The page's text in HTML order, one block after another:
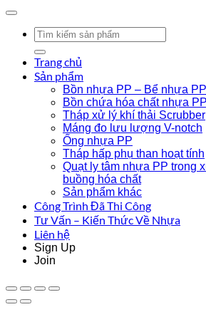
Tìm
kiếm:
Trang chủ
Sản phẩm
Bồn nhựa PP – Bể nhựa PP
Bồn chứa hóa chất nhựa PP
Tháp xử lý khí thải Scrubber
Máng đo lưu lượng V-notch
Ống nhựa PP
Tháp hấp phụ than hoạt tính
Quạt ly tâm nhựa PP trong
buồng hóa chất
Sản phẩm khác
Công Trình Đã Thi Công
Tư Vấn – Kiến Thức Về Nhựa
Liên hệ
Sign Up
Join